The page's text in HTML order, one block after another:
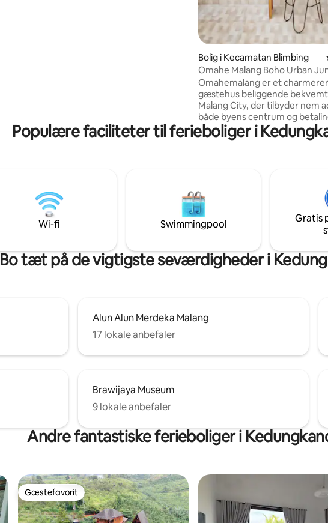
Bolig i Kecamatan Blimbing
Omahe Malang Boho Urban
Private House
Omahemalang er et
gæstehus beliggende
Malang City, der tilbyder nem
både byens centrum og
Den rolige beliggenhed væk fra
travlheden gør det til et ideelt
familievenlig smuttur, lover
Omahemalangs bekvemme
beliggenhed, fredfyldte
komfortable boliger en
Populære faciliteter til ferieboliger i
Wi-fi Swimmingpool
Gratis
Bo tæt på de vigtigste seværdigheder i
Alun Alun Merdeka Malang
17 lokale anbefaler
Brawijaya Museum
9 lokale anbefaler
Andre fantastiske ferieboliger i
Gæstefavorit
Gæstefavorit